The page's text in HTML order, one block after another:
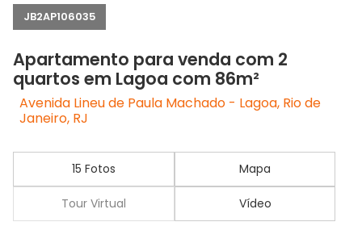
JB2AP106035
Apartamento para venda com 2
quartos em Lagoa com 86m²
Avenida Lineu de Paula Machado - Lagoa, Rio de
Janeiro, RJ
15 Fotos Mapa
Tour Virtual Vídeo